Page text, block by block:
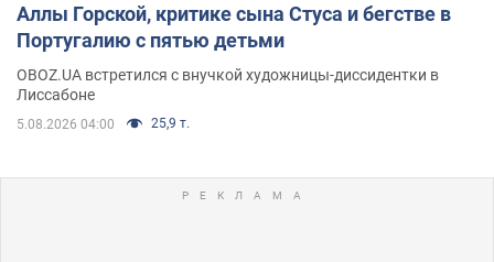
Аллы Горской, критике сына Стуса и бегстве в
Португалию с пятью детьми
OBOZ.UA встретился с внучкой художницы-диссидентки в
Лиссабоне
5.08.2026 04:00 25,9 т.